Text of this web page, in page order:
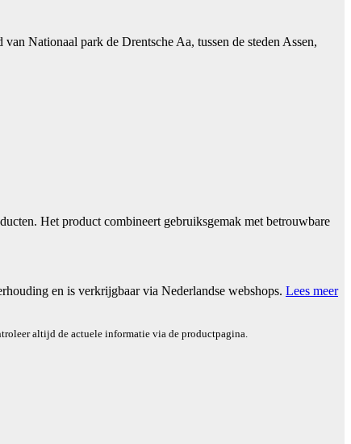
Nationaal park de Drentsche Aa, tussen de steden Assen,
Het product combineert gebruiksgemak met betrouwbare
en is verkrijgbaar via Nederlandse webshops. Lees meer
altijd de actuele informatie via de productpagina.